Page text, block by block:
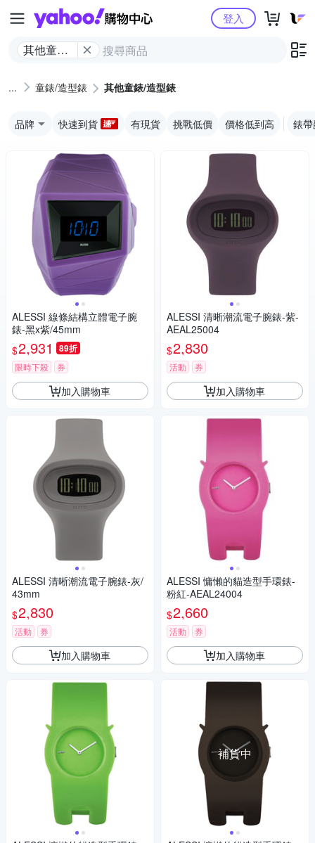
Yahoo購物中心
其他童錶/
登入
童錶/造型錶 其他童錶/造型錶
品牌 快速到貨 有現貨 挑戰低價 價格低到高 錶
ALESSI 線條結構立體電子腕
錶-黑x紫/45mm
$2,931 89折
限時下殺 券
加入購物車
ALESSI 清晰潮流電子腕錶-灰/
43mm
$2,830
活動 券
加入購物車
ALESSI 清晰潮流電子腕錶-紫-
AEAL25004
$2,830
活動 券
加入購物車
ALESSI 慵懶的貓造型手環錶-
粉紅-AEAL24004
$2,660
活動 券
加入購物車
補貨中